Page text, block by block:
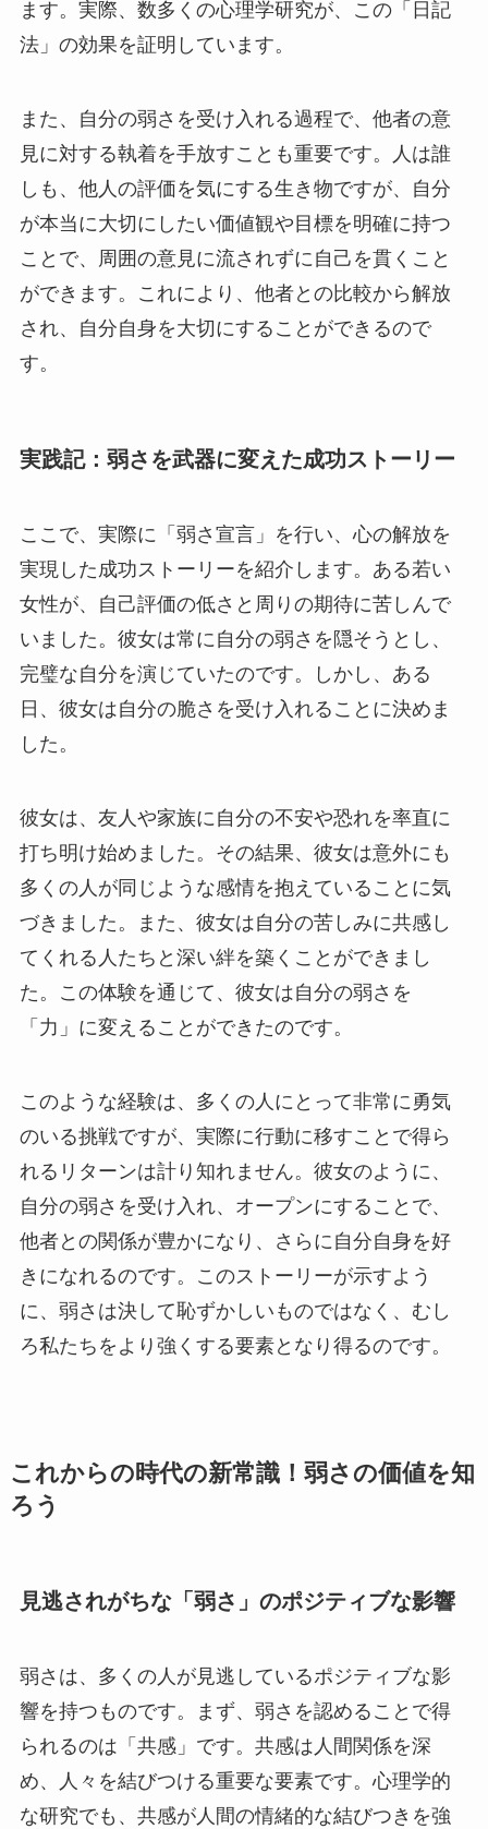
ます。実際、数多くの心理学研究が、この「日記
法」の効果を証明しています。
また、自分の弱さを受け入れる過程で、他者の意
見に対する執着を手放すことも重要です。人は誰
しも、他人の評価を気にする生き物ですが、自分
が本当に大切にしたい価値観や目標を明確に持つ
ことで、周囲の意見に流されずに自己を貫くこと
ができます。これにより、他者との比較から解放
され、自分自身を大切にすることができるので
す。
実践記：弱さを武器に変えた成功ストーリー
ここで、実際に「弱さ宣言」を行い、心の解放を
実現した成功ストーリーを紹介します。ある若い
女性が、自己評価の低さと周りの期待に苦しんで
いました。彼女は常に自分の弱さを隠そうとし、
完璧な自分を演じていたのです。しかし、ある
日、彼女は自分の脆さを受け入れることに決めま
した。
彼女は、友人や家族に自分の不安や恐れを率直に
打ち明け始めました。その結果、彼女は意外にも
多くの人が同じような感情を抱えていることに気
づきました。また、彼女は自分の苦しみに共感し
てくれる人たちと深い絆を築くことができまし
た。この体験を通じて、彼女は自分の弱さを
「力」に変えることができたのです。
このような経験は、多くの人にとって非常に勇気
のいる挑戦ですが、実際に行動に移すことで得ら
れるリターンは計り知れません。彼女のように、
自分の弱さを受け入れ、オープンにすることで、
他者との関係が豊かになり、さらに自分自身を好
きになれるのです。このストーリーが示すよう
に、弱さは決して恥ずかしいものではなく、むし
ろ私たちをより強くする要素となり得るのです。
これからの時代の新常識！弱さの価値を知
ろう
見逃されがちな「弱さ」のポジティブな影響
弱さは、多くの人が見逃しているポジティブな影
響を持つものです。まず、弱さを認めることで得
られるのは「共感」です。共感は人間関係を深
め、人々を結びつける重要な要素です。心理学的
な研究でも、共感が人間の情緒的な結びつきを強